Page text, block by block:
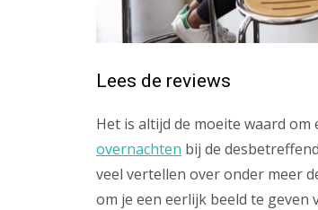
Lees de reviews
Het is altijd de moeite waard
overnachten bij de
veel vertellen over onder meer
om je een eerlijk beeld te geven